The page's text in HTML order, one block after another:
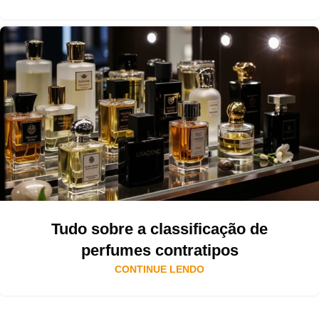
Tudo sobre a classificação de
perfumes contratipos
CONTINUE LENDO